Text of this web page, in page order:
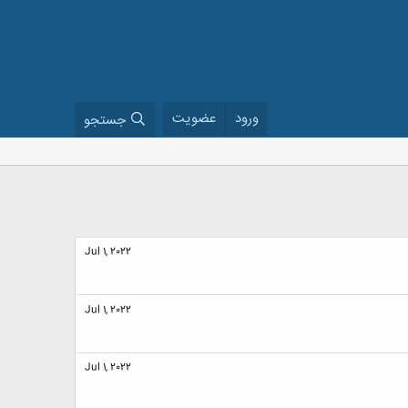
ورود عضویت جستجو
Jul 1, 2022
Jul 1, 2022
Jul 1, 2022